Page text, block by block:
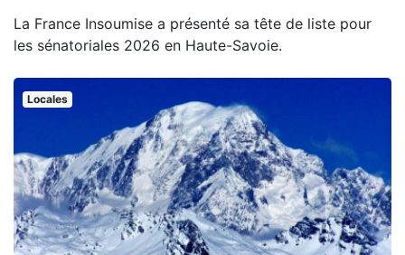
La France Insoumise a présenté sa tête de liste pour
les sénatoriales 2026 en Haute-Savoie.
Locales